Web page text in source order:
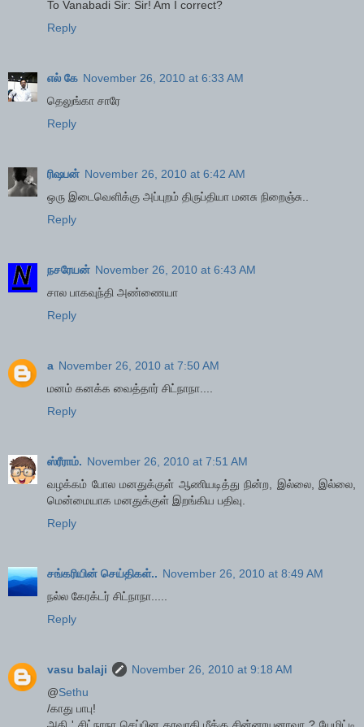
To Vanabadi Sir: Sir! Am I correct?
Reply
எல் கே November 26, 2010 at 6:33 AM
தெலுங்கா சாரே
Reply
ரிஷபன் November 26, 2010 at 6:42 AM
ஒரு இடைவெளிக்கு அப்புறம் திருப்தியா மனசு நிறைஞ்சு..
Reply
நசரேயன் November 26, 2010 at 6:43 AM
சால பாகவுந்தி அண்ணையா
Reply
a November 26, 2010 at 7:50 AM
மனம் கனக்க வைத்தார் சிட்நாநா....
Reply
ஸ்ரீராம். November 26, 2010 at 7:51 AM
வழக்கம் போல மனதுக்குள் ஆணியடித்து நின்ற, இல்லை, இல்லை,
மென்மையாக மனதுக்குள் இறங்கிய பதிவு.
Reply
சங்கரியின் செய்திகள்.. November 26, 2010 at 8:49 AM
நல்ல கேரக்டர் சிட்நாநா.....
Reply
vasu balaji
November 26, 2010 at 9:18 AM
@Sethu
/காது பாபு!
அதி ' சிட்நாநா செப்பின தரவாதி மீக்கு சின்னாயனாவா ? யேமிட்டி